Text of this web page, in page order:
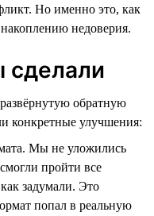
Но именно это, как
недоверия.
сделали
обратную
конкретные улучшения:
Мы не уложились
пройти все
задумали. Это
попал в реальную